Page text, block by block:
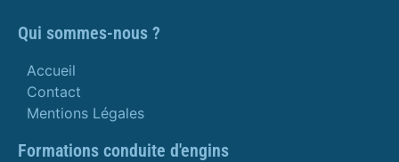
Qui sommes-nous ?
Accueil
Contact
Mentions Légales
Formations conduite d'engins